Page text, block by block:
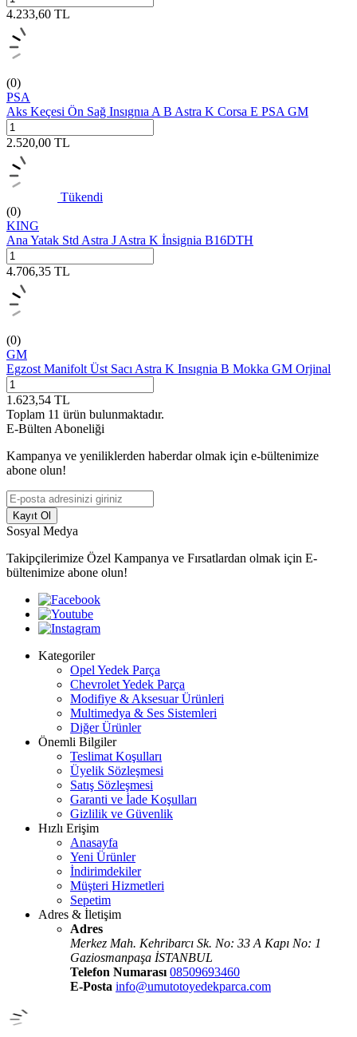
4.233,60 TL
(0)
PSA
Aks Keçesi Ön Sağ Insıgnıa A B Astra K Corsa E PSA GM
2.520,00 TL
Tükendi
(0)
KING
Ana Yatak Std Astra J Astra K İnsignia B16DTH
4.706,35 TL
(0)
GM
Egzost Manifolt Üst Sacı Astra K Insıgnia B Mokka GM Orjinal
1.623,54 TL
Toplam 11 ürün bulunmaktadır.
E-Bülten Aboneliği
Kampanya ve yeniliklerden haberdar olmak için e-bültenimize
abone olun!
Kayıt Ol
Sosyal Medya
Takipçilerimize Özel Kampanya ve Fırsatlardan olmak için E-
bültenimize abone olun!
Kategoriler
Opel Yedek Parça
Chevrolet Yedek Parça
Modifiye & Aksesuar Ürünleri
Multimedya & Ses Sistemleri
Diğer Ürünler
Önemli Bilgiler
Teslimat Koşulları
Üyelik Sözleşmesi
Satış Sözleşmesi
Garanti ve İade Koşulları
Gizlilik ve Güvenlik
Hızlı Erişim
Anasayfa
Yeni Ürünler
İndirimdekiler
Müşteri Hizmetleri
Sepetim
Adres & İletişim
Adres
Merkez Mah. Kehribarcı Sk. No: 33 A Kapı No: 1
Gaziosmanpaşa İSTANBUL
Telefon Numarası 08509693460
E-Posta info@umutotoyedekparca.com